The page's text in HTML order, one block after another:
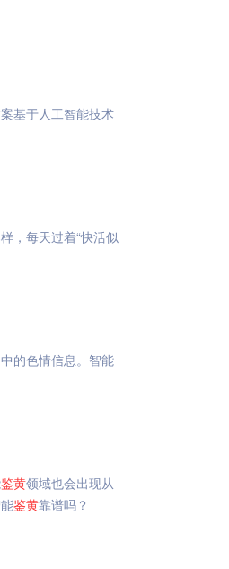
基于人工智能技术
，每天过着“快活似
的色情信息。智能
鉴黄领域也会出现从
鉴黄靠谱吗？